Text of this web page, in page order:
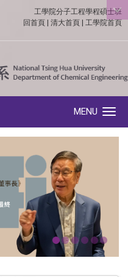
:::
工學院分子工程學程碩士班
回首頁
清大首頁 工學院首頁
MENU